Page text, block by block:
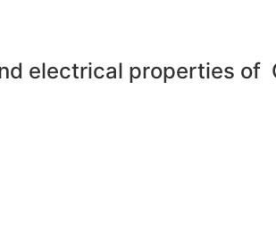
electrical properties of